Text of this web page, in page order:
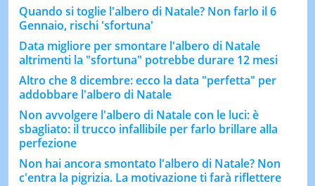
Quando si toglie l'albero di Natale? Non farlo il 6
Gennaio, rischi 'sfortuna'
Data migliore per smontare l'albero di Natale
altrimenti la "sfortuna" potrebbe durare 12 mesi
Altro che 8 dicembre: ecco la data "perfetta" per
addobbare l'albero di Natale
Non avvolgere l'albero di Natale con le luci: è
sbagliato: il trucco infallibile per farlo brillare alla
perfezione
Non hai ancora smontato l'albero di Natale? Non
c'entra la pigrizia. La motivazione ti farà riflettere